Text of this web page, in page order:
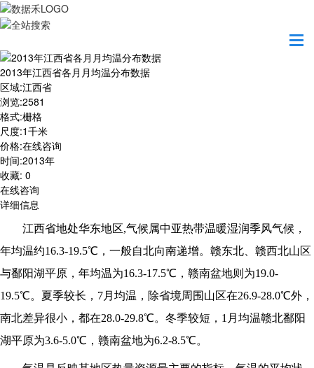
2013年江西省各月月均温分布数据
区域:江西省
浏览:2581
格式:栅格
尺度:1千米
价格:在线咨询
时间:2013年
收藏: 0
在线咨询
详细信息
江西省地处华东地区,气候属中亚热带温暖湿润季风气候，
年均温约16.3-19.5℃，一般自北向南递增。赣东北、赣西北山区
与鄱阳湖平原，年均温为16.3-17.5℃，赣南盆地则为19.0-
19.5℃。夏季较长，7月均温，除省境周围山区在26.9-28.0℃外，
南北差异很小，都在28.0-29.8℃。冬季较短，1月均温赣北鄱阳
湖平原为3.6-5.0℃，赣南盆地为6.2-8.5℃。